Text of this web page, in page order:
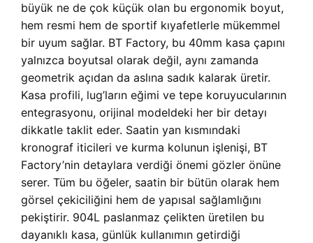
büyük ne de çok küçük olan bu ergonomik boyut,
hem resmi hem de sportif kıyafetlerle mükemmel
bir uyum sağlar. BT Factory, bu 40mm kasa çapını
yalnızca boyutsal olarak değil, aynı zamanda
geometrik açıdan da aslına sadık kalarak üretir.
Kasa profili, lug’ların eğimi ve tepe koruyucularının
entegrasyonu, orijinal modeldeki her bir detayı
dikkatle taklit eder. Saatin yan kısmındaki
kronograf iticileri ve kurma kolunun işlenişi, BT
Factory’nin detaylara verdiği önemi gözler önüne
serer. Tüm bu öğeler, saatin bir bütün olarak hem
görsel çekiciliğini hem de yapısal sağlamlığını
pekiştirir. 904L paslanmaz çelikten üretilen bu
dayanıklı kasa, günlük kullanımın getirdiği